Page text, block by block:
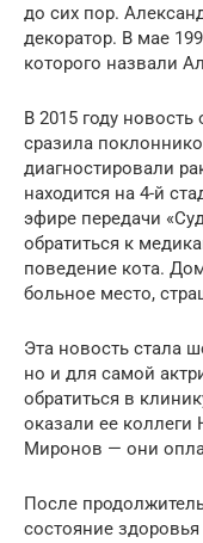
до сих пор.
декоратор. В мае
которого назвали
В 2015 году
сразила
диагностировали
находится на 4-й
эфире передачи
обратиться к
поведение кота.
больное место,
Эта новость стала
но и для самой
обратиться в
оказали ее
Миронов — они
После
состояние